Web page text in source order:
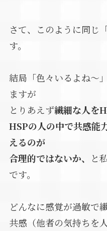
さて、このように同じ
す。
結局「色々いるよね～
ますが
とりあえず繊細な人を
HSPの人の中で共感能
えるのが
合理的ではないか、
と
です。
どんなに感覚が過敏で
共感（他者の気持ちを